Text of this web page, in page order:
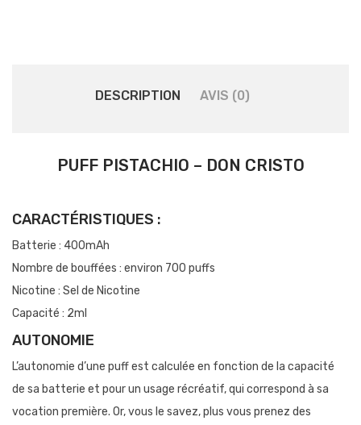
DESCRIPTION AVIS (0)
PUFF PISTACHIO – DON CRISTO
CARACTÉRISTIQUES :
Batterie : 400mAh
Nombre de bouffées : environ 700 puffs
Nicotine : Sel de Nicotine
Capacité : 2ml
AUTONOMIE
L’autonomie d’une puff est calculée en fonction de la capacité
de sa batterie et pour un usage récréatif, qui correspond à sa
vocation première. Or, vous le savez, plus vous prenez des